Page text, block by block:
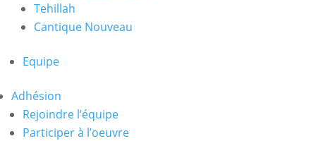
Tehillah
Cantique Nouveau
Equipe
Adhésion
Rejoindre l’équipe
Participer à l’oeuvre